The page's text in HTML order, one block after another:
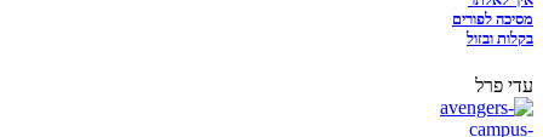
מסיכה לפורים
בקלות ובזול
עדי פרל